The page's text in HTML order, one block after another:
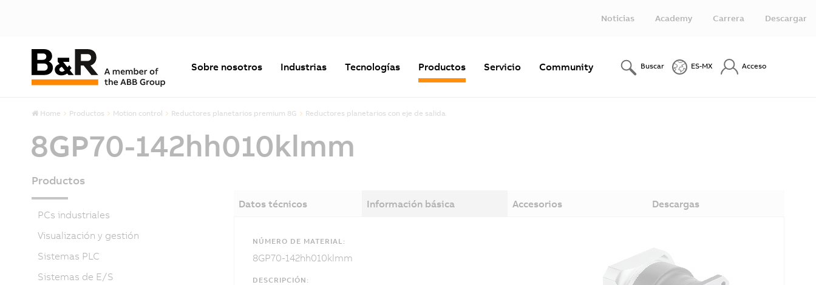
Noticias Academy Carrera Descargar
Sobre nosotros Industrias Tecnologías Productos Servicio Community Buscar ES-MX Acceso
Home Productos Motion control Reductores planetarios premium 8G Reductores planetarios con eje de salida
8GP70-142hh010klmm
Datos técnicos Información básica Accesorios Descargas
NÚMERO DE MATERIAL:
8GP70-142hh010klmm
DESCRIPCIÓN:
Productos
PCs industriales
Visualización y gestión
Sistemas PLC
Sistemas de E/S